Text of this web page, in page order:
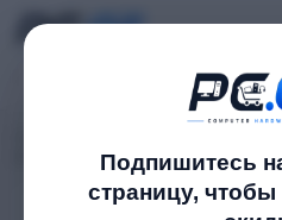
Подпишитесь
страницу, чтобы
IP Камера - 4მპ, 2.8მმ, Bullet, ColorVu,